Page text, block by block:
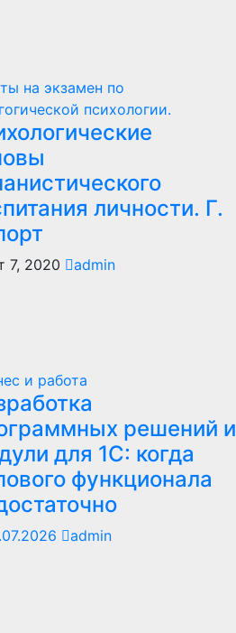
на экзамен по
психологии.
личности. Г.
7, 2020 admin
и работа
решений и
для 1С: когда
функционала
admin